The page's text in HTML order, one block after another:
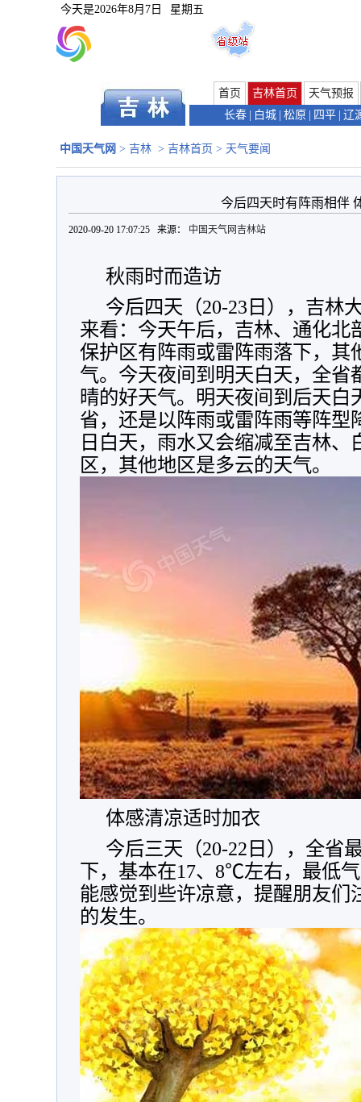
今天是2026年8月7日 星期五
首页 吉林首页
天气预报
长春
白城 松原 四平 辽
中国天气网 > 吉林 > 吉林首页 > 天气要闻
今后四天时有阵雨相伴
2020-09-20 17:07:25 来源： 中国天气网吉林站
秋雨时而造访
今后四天（20-23日），吉林
来看：今天午后，吉林、通化北
保护区有阵雨或雷阵雨落下，其
气。今天夜间到明天白天，全省
晴的好天气。明天夜间到后天白
省，还是以阵雨或雷阵雨等阵型
日白天，雨水又会缩减至吉林
区，其他地区是多云的天气。
体感清凉适时加衣
今后三天（20-22日），全省
下，基本在17、8℃左右，最低
能感觉到些许凉意，提醒朋友们
的发生。